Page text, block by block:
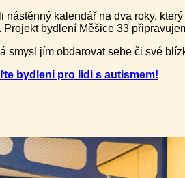
nástěnný kalendář na dva roky,
Projekt bydlení Měšice 33
smysl jím obdarovat sebe či své
bydlení pro lidi s autismem!